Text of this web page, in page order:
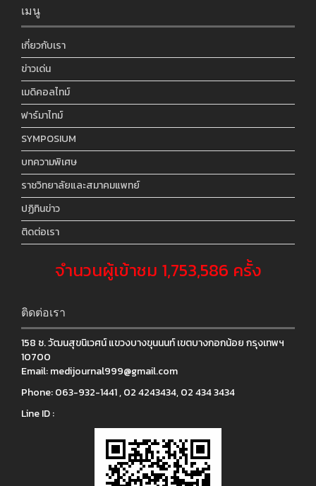
เมนู
เกี่ยวกับเรา
ข่าวเด่น
เมดิคอลไทม์
ฟาร์มาไทม์
SYMPOSIUM
บทความพิเศษ
ราชวิทยาลัยและสมาคมแพทย์
ปฏิทินข่าว
ติดต่อเรา
จำนวนผู้เข้าชม 1,753,586 ครั้ง
ติดต่อเรา
158 ซ. วัฒนสุขนิเวศน์ แขวงบางขุนนนท์ เขตบางกอกน้อย กรุงเทพฯ
10700
Email:medijournal999@gmail.com
Phone:063-932-1441 , 02 4243434, 02 434 3434
Line ID :